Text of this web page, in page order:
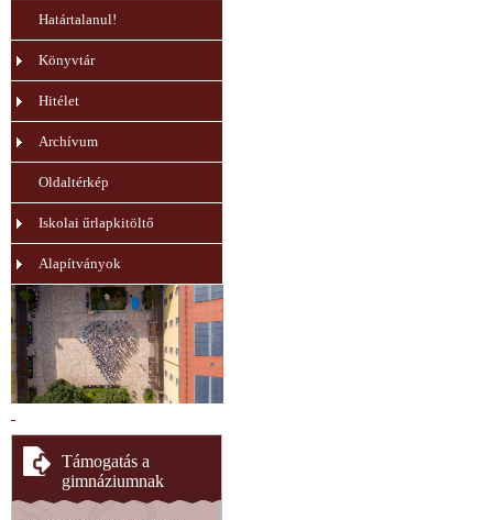
Határtalanul!
Könyvtár
Hitélet
Archívum
Oldaltérkép
Iskolai űrlapkitöltő
Alapítványok
Támogatás a
gimnáziumnak